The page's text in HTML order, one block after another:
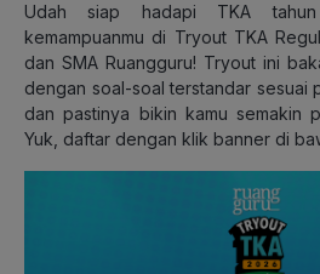
Udah siap hadapi TKA
kemampuanmu di Tryout TKA
dan SMA Ruangguru! Tryout ini
dengan soal-soal terstandar sesuai
dan pastinya bikin kamu semakin
Yuk, daftar dengan klik banner di